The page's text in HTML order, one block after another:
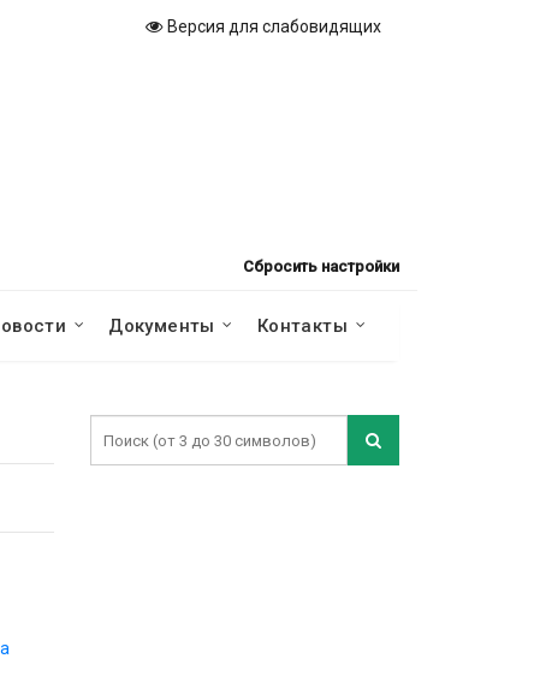
Версия для слабовидящих
Сбросить настройки
Документы Контакты